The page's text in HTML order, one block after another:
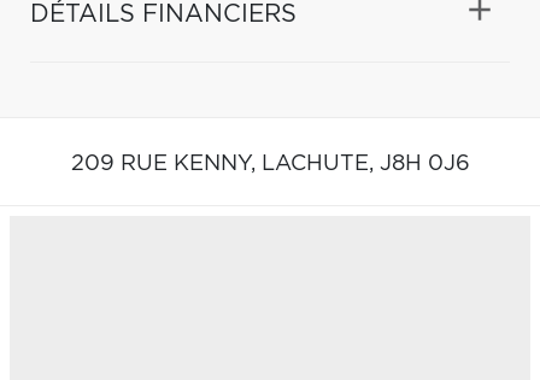
DÉTAILS FINANCIERS
209 RUE KENNY, LACHUTE, J8H 0J6